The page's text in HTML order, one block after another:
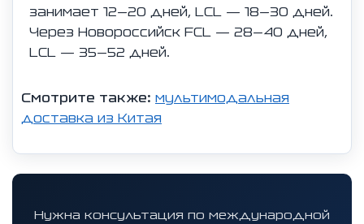
занимает 12–20 дней, LCL — 18–30 дней.
Через Новороссийск FCL — 28–40 дней,
LCL — 35–52 дней.
Смотрите также: мультимодальная
доставка из Китая
Нужна консультация по международной